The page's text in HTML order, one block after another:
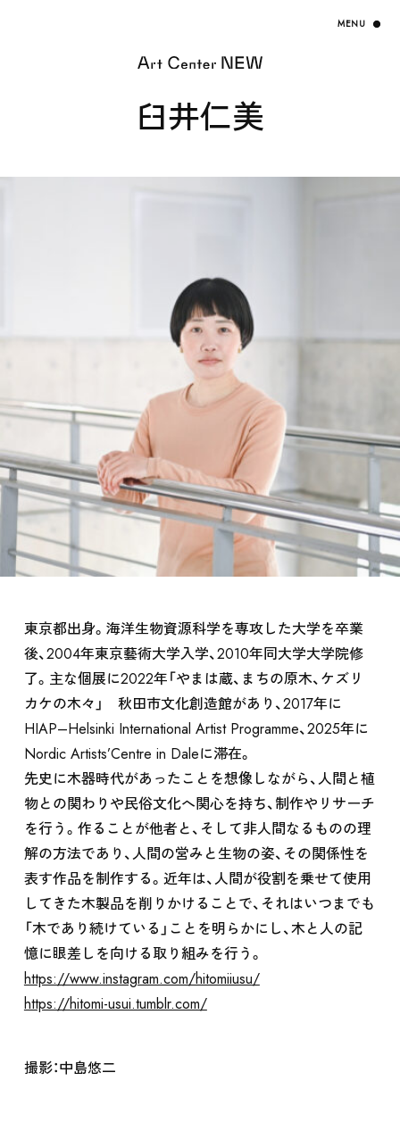
EXHIBITION
ARTISTS / CURATOR
EVENT
SCHOOL
臼井仁美
東京都出身。海洋生物資源科学を専攻した大学を卒業
後、2004年東京藝術大学入学、2010年同大学大学院修
了。主な個展に2022年「やまは蔵、まちの原木、ケズリ
カケの木々」 秋田市文化創造館があり、2017年に
HIAP–Helsinki International Artist Programme、2025年に
Nordic Artists’Centre in Daleに滞在。
先史に木器時代があったことを想像しながら、人間と植
物との関わりや民俗文化へ関心を持ち、制作やリサーチ
を行う。作ることが他者と、そして非人間なるものの理
解の方法であり、人間の営みと生物の姿、その関係性を
表す作品を制作する。近年は、人間が役割を乗せて使用
してきた木製品を削りかけることで、それはいつまでも
「木であり続けている」ことを明らかにし、木と人の記
憶に眼差しを向ける取り組みを行う。
https://www.instagram.com/hitomiiusu/
https://hitomi-usui.tumblr.com/
撮影：中島悠二